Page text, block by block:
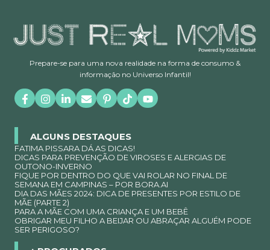
Prepare-se para uma nova realidade na forma de consumo &
informação no Universo Infantil!
ALGUNS DESTAQUES
FATIMA PISSARA DÁ AS DICAS!
DICAS PARA PREVENÇÃO DE VIROSES E ALERGIAS DE
OUTONO-INVERNO
FIQUE POR DENTRO DO QUE VAI ROLAR NO FINAL DE
SEMANA EM CAMPINAS – POR BORA.AI
DIA DAS MÃES 2024: DICA DE PRESENTES POR ESTILO DE
MÃE (PARTE 2)
PARA A MÃE COM UMA CRIANÇA E UM BEBÊ
OBRIGAR MEU FILHO A BEIJAR OU ABRAÇAR ALGUÉM PODE
SER PERIGOSO?